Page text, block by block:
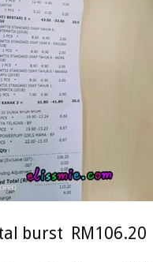
burst RM106.20